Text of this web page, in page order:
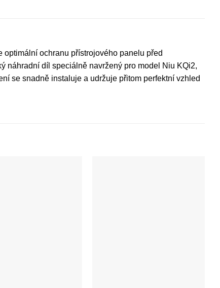
ochranu přístrojového panelu před
náhradní díl speciálně navržený pro model Niu KQi2,
se snadně instaluje a udržuje přitom perfektní vzhled